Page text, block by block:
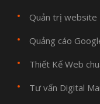
Quản trị website
Quảng cáo
Thiết Kế Web
Tư vấn Digital